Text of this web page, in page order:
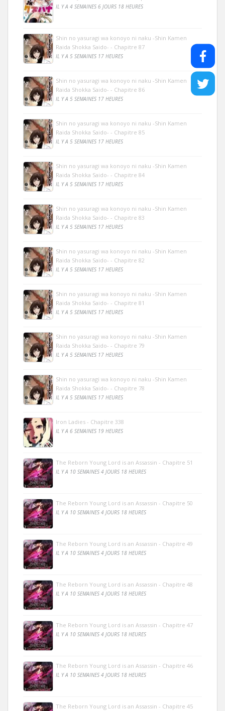
IL Y A 4 SEMAINES 6 JOURS 18 HEURES
Shin no yasuragi wa konoyo ni naku -Shin Kamen
Raida Shokka Saido- - Chapitre 87
IL Y A 5 SEMAINES 17 HEURES
Shin no yasuragi wa konoyo ni naku -Shin Kamen
Raida Shokka Saido- - Chapitre 86
IL Y A 5 SEMAINES 17 HEURES
Shin no yasuragi wa konoyo ni naku -Shin Kamen
Raida Shokka Saido- - Chapitre 85
IL Y A 5 SEMAINES 17 HEURES
Shin no yasuragi wa konoyo ni naku -Shin Kamen
Raida Shokka Saido- - Chapitre 84
IL Y A 5 SEMAINES 17 HEURES
Shin no yasuragi wa konoyo ni naku -Shin Kamen
Raida Shokka Saido- - Chapitre 83
IL Y A 5 SEMAINES 17 HEURES
Shin no yasuragi wa konoyo ni naku -Shin Kamen
Raida Shokka Saido- - Chapitre 82
IL Y A 5 SEMAINES 17 HEURES
Shin no yasuragi wa konoyo ni naku -Shin Kamen
Raida Shokka Saido- - Chapitre 81
IL Y A 5 SEMAINES 17 HEURES
Shin no yasuragi wa konoyo ni naku -Shin Kamen
Raida Shokka Saido- - Chapitre 79
IL Y A 5 SEMAINES 17 HEURES
Shin no yasuragi wa konoyo ni naku -Shin Kamen
Raida Shokka Saido- - Chapitre 78
IL Y A 5 SEMAINES 17 HEURES
Iron Ladies - Chapitre 338
IL Y A 6 SEMAINES 19 HEURES
The Reborn Young Lord is an Assassin - Chapitre 51
IL Y A 10 SEMAINES 4 JOURS 18 HEURES
The Reborn Young Lord is an Assassin - Chapitre 50
IL Y A 10 SEMAINES 4 JOURS 18 HEURES
The Reborn Young Lord is an Assassin - Chapitre 49
IL Y A 10 SEMAINES 4 JOURS 18 HEURES
The Reborn Young Lord is an Assassin - Chapitre 48
IL Y A 10 SEMAINES 4 JOURS 18 HEURES
The Reborn Young Lord is an Assassin - Chapitre 47
IL Y A 10 SEMAINES 4 JOURS 18 HEURES
The Reborn Young Lord is an Assassin - Chapitre 46
IL Y A 10 SEMAINES 4 JOURS 18 HEURES
The Reborn Young Lord is an Assassin - Chapitre 45